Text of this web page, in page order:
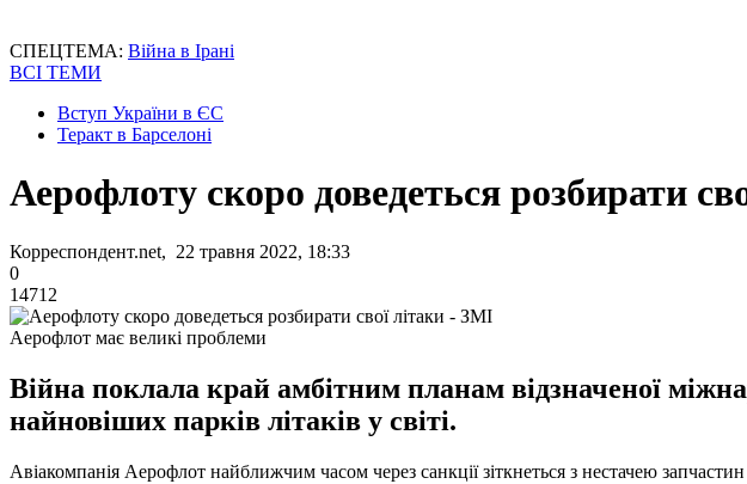
СПЕЦТЕМА: Війна в Ірані
ВСІ ТЕМИ
Вступ України в ЄС
Теракт в Барселоні
Аерофлоту скоро доведеться розбирати
Корреспондент.net, 22 травня 2022, 18:33
0
14712
Аерофлот має великі проблеми
Війна поклала край амбітним планам відзначеної
найновіших парків літаків у світі.
Авіакомпанія Аерофлот найближчим часом через санкції зіткнеться з нестачею